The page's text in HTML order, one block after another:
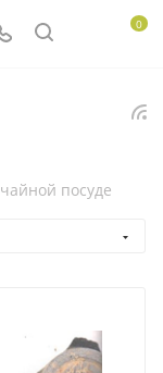
0
посуде